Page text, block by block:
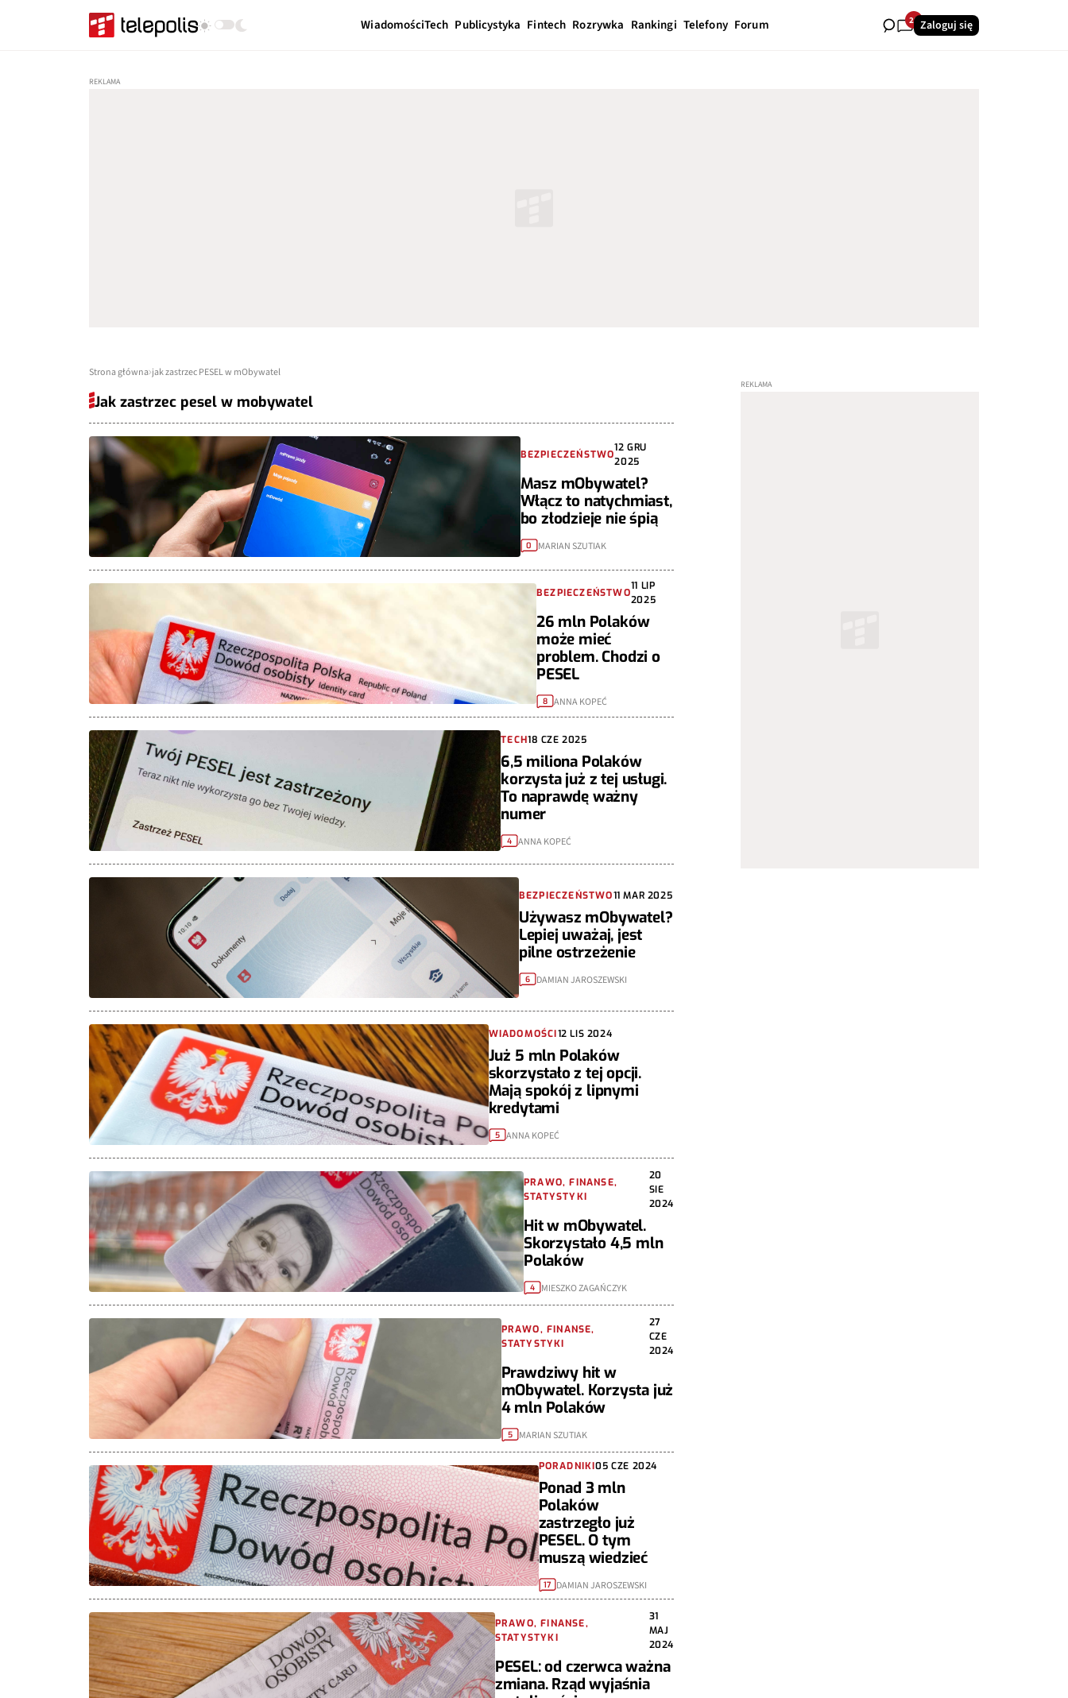
WiadomościTech Publicystyka Fintech Rozrywka Rankingi Telefony Forum 28Zaloguj się
Strona główna jak zastrzec PESEL w mObywatel
Jak zastrzec pesel w mobywatel
BEZPIECZEŃSTWO
12 GRU
2025
Masz mObywatel?
Włącz to natychmiast,
bo złodzieje nie śpią
0 MARIAN SZUTIAK
BEZPIECZEŃSTWO
11 LIP
2025
26 mln Polaków
może mieć
problem. Chodzi o
PESEL
8 ANNA KOPEĆ
TECH18 CZE 2025
6,5 miliona Polaków
korzysta już z tej usługi.
To naprawdę ważny
numer
4 ANNA KOPEĆ
BEZPIECZEŃSTWO11 MAR 2025
Używasz mObywatel?
Lepiej uważaj, jest
pilne ostrzeżenie
6 DAMIAN JAROSZEWSKI
WIADOMOŚCI12 LIS 2024
Już 5 mln Polaków
skorzystało z tej opcji.
Mają spokój z lipnymi
kredytami
5 ANNA KOPEĆ
PRAWO, FINANSE,
STATYSTYKI
20
SIE
2024
Hit w mObywatel.
Skorzystało 4,5 mln
Polaków
4 MIESZKO ZAGAŃCZYK
PRAWO, FINANSE,
STATYSTYKI
27
CZE
2024
Prawdziwy hit w
mObywatel. Korzysta już
4 mln Polaków
5 MARIAN SZUTIAK
PORADNIKI05 CZE 2024
Ponad 3 mln
Polaków
zastrzegło już
PESEL. O tym
muszą wiedzieć
17 DAMIAN JAROSZEWSKI
PRAWO, FINANSE,
STATYSTYKI
31
MAJ
2024
PESEL: od czerwca ważna
zmiana. Rząd wyjaśnia